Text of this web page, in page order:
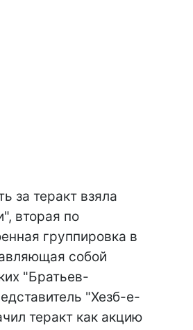
за теракт взяла
вторая по
группировка в
собой
"Братьев-
"Хезб-е-
теракт как акцию